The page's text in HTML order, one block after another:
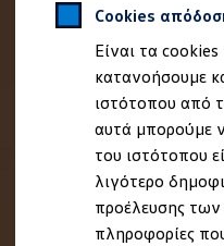
Cookies
Είναι τα
κατανοήσουμε
ιστότοπου από
αυτά μπορούμε
του ιστότοπου
λιγότερο
προέλευσης των
πληροφορίες
Χρηματοδότηση και
Volkswagen Easy
Χρηματοδότηση
Χρηματοδότηση
Καινοτόμες Τεχνολογίες
Ιδιοκτήτες και
myVolkswagen
Service και
Επισκευές
Λιπαντικά
Τροχοί και